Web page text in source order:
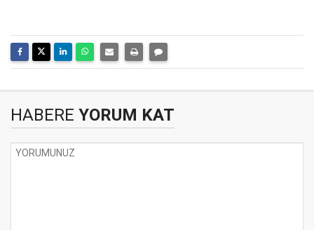
HABERE YORUM KAT